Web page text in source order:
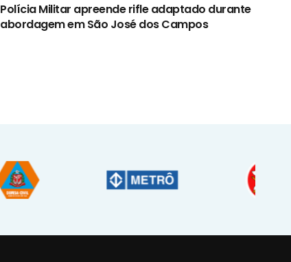
Polícia Militar apreende rifle adaptado durante
abordagem em São José dos Campos